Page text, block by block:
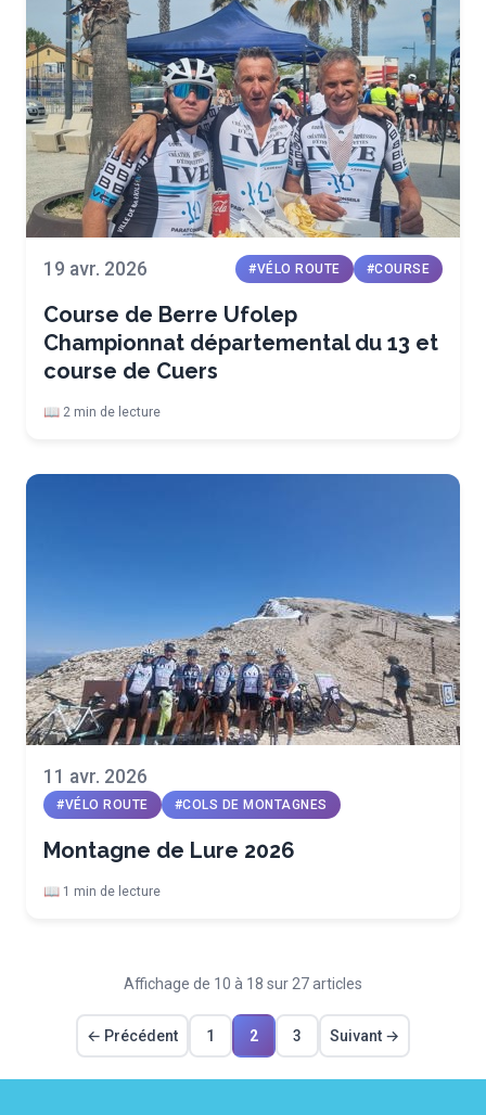
19 avr. 2026 #VÉLO ROUTE #COURSE
Course de Berre Ufolep
Championnat départemental du 13 et
course de Cuers
📖 2 min de lecture
11 avr. 2026
#VÉLO ROUTE #COLS DE MONTAGNES
Montagne de Lure 2026
📖 1 min de lecture
Affichage de 10 à 18 sur 27 articles
← Précédent 1 2 3 Suivant →